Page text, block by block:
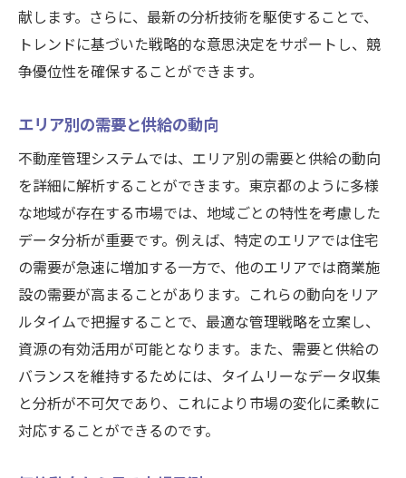
献します。さらに、最新の分析技術を駆使することで、
トレンドに基づいた戦略的な意思決定をサポートし、競
争優位性を確保することができます。
エリア別の需要と供給の動向
不動産管理システムでは、エリア別の需要と供給の動向
を詳細に解析することができます。東京都のように多様
な地域が存在する市場では、地域ごとの特性を考慮した
データ分析が重要です。例えば、特定のエリアでは住宅
の需要が急速に増加する一方で、他のエリアでは商業施
設の需要が高まることがあります。これらの動向をリア
ルタイムで把握することで、最適な管理戦略を立案し、
資源の有効活用が可能となります。また、需要と供給の
バランスを維持するためには、タイムリーなデータ収集
と分析が不可欠であり、これにより市場の変化に柔軟に
対応することができるのです。